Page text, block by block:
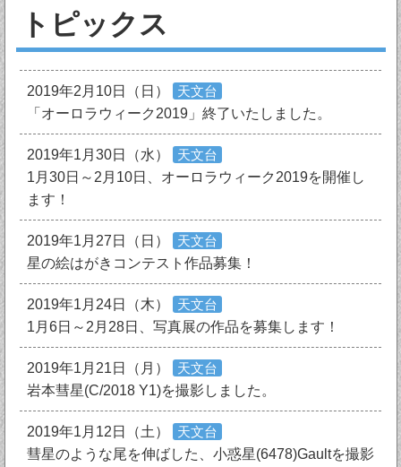
トピックス
2019年2月10日（日）
天文台
「オーロラウィーク2019」終了いたしました。
2019年1月30日（水）
天文台
1月30日～2月10日、オーロラウィーク2019を開催し
ます！
2019年1月27日（日）
天文台
星の絵はがきコンテスト作品募集！
2019年1月24日（木）
天文台
1月6日～2月28日、写真展の作品を募集します！
2019年1月21日（月）
天文台
岩本彗星(C/2018 Y1)を撮影しました。
2019年1月12日（土）
天文台
彗星のような尾を伸ばした、小惑星(6478)Gaultを撮影